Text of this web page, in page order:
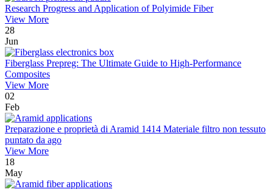
Research Progress and Application of Polyimide Fiber
View More
28
Jun
Fiberglass Prepreg: The Ultimate Guide to High-Performance
Composites
View More
02
Feb
Preparazione e proprietà di Aramid 1414 Materiale filtro non tessuto
puntato da ago
View More
18
May